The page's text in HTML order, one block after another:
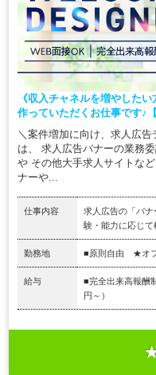
《収入チャネルを増やした
作っていただくお仕事です♪
＼案件増加に向け、求人広
は、 求人広告バナーの業務
や その他大手求人サイトな
ナーや...
仕事内容
求人広告の「バ
験・能力に応じて
勤務地 ■原則自由 ★オフ
給与
■完全出来高報酬
円～）